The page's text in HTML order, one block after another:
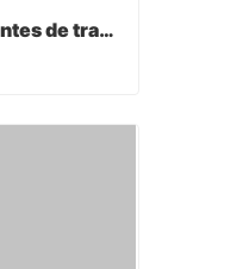
Fabricante de guantes de trabajo
Fabricante de guantes de trabajo